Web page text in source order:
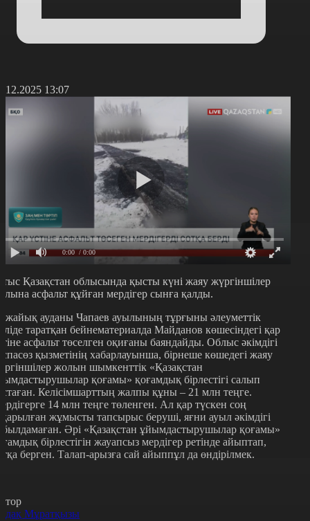
13:07
0:00 / 0:00
Қазақстан облысында қысты күні жаяу жүргіншілер
асфальт құйған мердігер сынға қалды.
ауданы Чапаев ауылының тұрғыны әлеуметтік
таратқан бейнематериалда Майданов көшесіндегі қар
асфальт төселген оқиғаны баяндайды. Облыс әкімдігі
қызметінің хабарлауынша, бірнеше көшедегі жаяу
жолын шымкенттік «Қазақстан
қоғамы» қоғамдық бірлестігі салып
Келісімшарттың жалпы құны – 21 млн теңге.
14 млн теңге төленген. Ал қар түскен соң
жұмысты тапсырыс беруші, яғни ауыл әкімдігі
Әрі «Қазақстан ұйымдастырушылар қоғамы»
бірлестігін жауапсыз мердігер ретінде айыптап,
берген. Талап-арызға сай айыппұл да өндірілмек.
Мұратқызы